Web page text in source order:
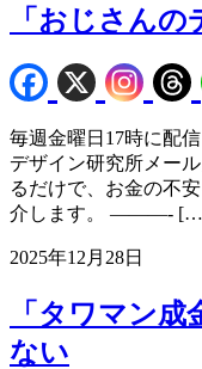
「おじさんの
毎週金曜日17時に配
デザイン研究所メー
るだけで、お金の不
介します。 ———-
2025年12月28日
「タワマン
ない